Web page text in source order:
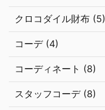
クロコダイル財布 (5)
コーデ (4)
コーディネート (8)
スタッフコーデ (8)